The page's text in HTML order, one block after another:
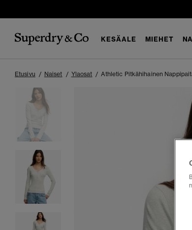
KESÄALE MIEHET
Etusivu Naiset Ylaosat Athletic Pitkähihainen